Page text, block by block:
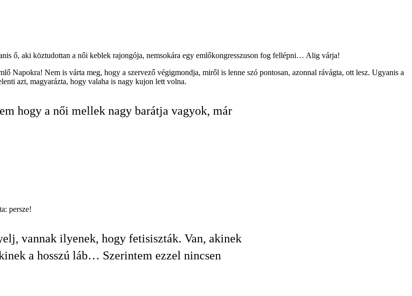
ő, aki köztudottan a női keblek rajongója, nemsokára egy emlőkongresszuson fog fellépni… Alig várja!
Napokra! Nem is várta meg, hogy a szervező végigmondja, miről is lenne szó pontosan, azonnal rávágta, ott lesz. Ugyanis a
azt, magyarázta, hogy valaha is nagy kujon lett volna.
hogy a női mellek nagy barátja vagyok, már
persze!
vannak ilyenek, hogy fetisiszták. Van, akinek
a hosszú láb… Szerintem ezzel nincsen